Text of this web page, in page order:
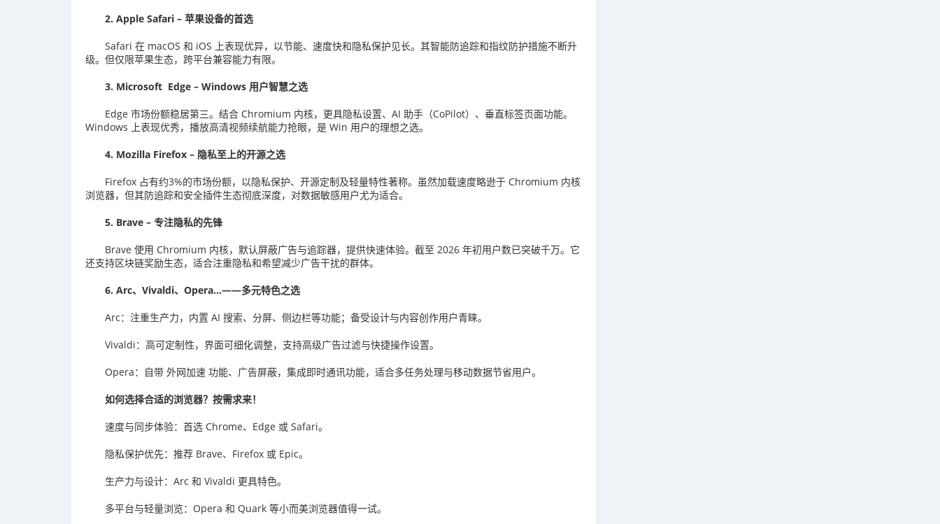
2. Apple Safari – 苹果设备的首选
Safari 在 macOS 和 iOS 上表现优异，以节能、速度快和隐私保护见长。其智能防追踪和指纹防护措施不断升
级。但仅限苹果生态，跨平台兼容能力有限。
3. Microsoft Edge – Windows 用户智慧之选
Edge 市场份额稳居第三。结合 Chromium 内核，更具隐私设置、AI 助手（CoPilot）、垂直标签页面功能。
Windows 上表现优秀，播放高清视频续航能力抢眼，是 Win 用户的理想之选。
4. Mozilla Firefox – 隐私至上的开源之选
Firefox 占有约3%的市场份额，以隐私保护、开源定制及轻量特性著称。虽然加载速度略逊于 Chromium 内核
浏览器，但其防追踪和安全插件生态彻底深度，对数据敏感用户尤为适合。
5. Brave – 专注隐私的先锋
Brave 使用 Chromium 内核，默认屏蔽广告与追踪器，提供快速体验。截至 2026 年初用户数已突破千万。它
还支持区块链奖励生态，适合注重隐私和希望减少广告干扰的群体。
6. Arc、Vivaldi、Opera…——多元特色之选
Arc：注重生产力，内置 AI 搜索、分屏、侧边栏等功能；备受设计与内容创作用户青睐。
Vivaldi：高可定制性，界面可细化调整，支持高级广告过滤与快捷操作设置。
Opera：自带 外网加速 功能、广告屏蔽，集成即时通讯功能，适合多任务处理与移动数据节省用户。
如何选择合适的浏览器？按需求来！
速度与同步体验：首选 Chrome、Edge 或 Safari。
隐私保护优先：推荐 Brave、Firefox 或 Epic。
生产力与设计：Arc 和 Vivaldi 更具特色。
多平台与轻量浏览：Opera 和 Quark 等小而美浏览器值得一试。